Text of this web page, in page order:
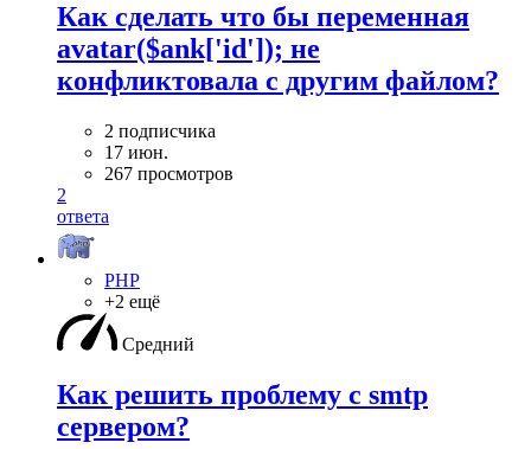
Как сделать что бы переменная
avatar($ank['id']); не
конфликтовала с другим файлом?
2 подписчика
17 июн.
267 просмотров
2
ответа
PHP
+2 ещё
Средний
Как решить проблему с smtp
сервером?